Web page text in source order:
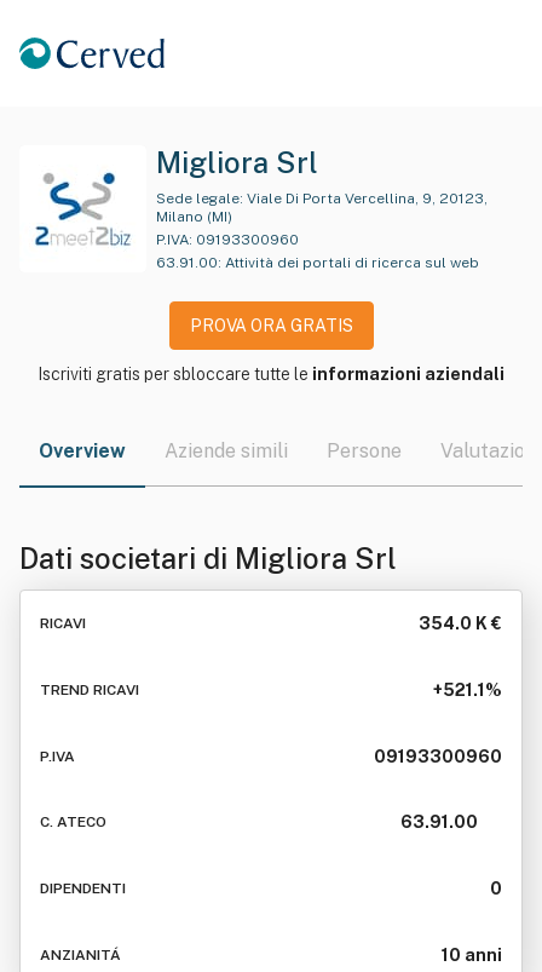
Migliora Srl
Sede legale:
Milano (MI)
P.IVA: 09193300960
63.91.00: Attività dei portali di ricerca sul web
PROVA ORA GRATIS
Iscriviti gratis per sbloccare tutte le informazioni aziendali
Overview Aziende simili Persone Valutazioni
Dati societari di Migliora Srl
RICAVI 354.0 K €
TREND RICAVI +521.1%
P.IVA 09193300960
C. ATECO 63.91.00
DIPENDENTI 0
ANZIANITÁ 10 anni